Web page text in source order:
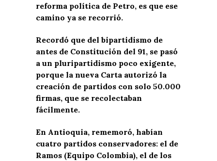
reforma política de Petro, es que ese
camino ya se recorrió.
Recordó que del bipartidismo de
antes de Constitución del 91, se pasó
a un pluripartidismo poco exigente,
porque la nueva Carta autorizó la
creación de partidos con solo 50.000
firmas, que se recolectaban
fácilmente.
En Antioquia, rememoró, habían
cuatro partidos conservadores: el de
Ramos (Equipo Colombia), el de los